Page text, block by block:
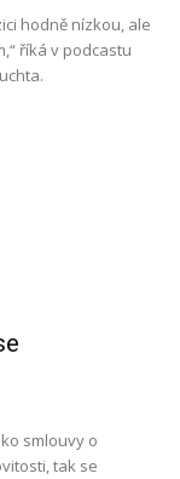
hodně nízkou, ale
říká v podcastu
smlouvy o
tak se